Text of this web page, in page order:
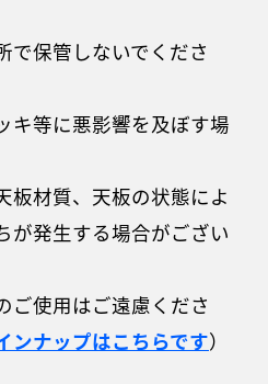
で保管しないでくださ
キ等に悪影響を及ぼす場
材質、天板の状態によ
が発生する場合がござい
使用はご遠慮くださ
ンナップはこちらです）